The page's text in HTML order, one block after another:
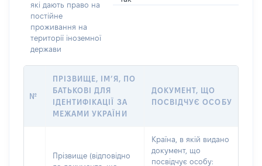
які дають право на
постійне
проживання на
території іноземної
держави
№
ПРІЗВИЩЕ, ІМ’Я, ПО
БАТЬКОВІ ДЛЯ
ІДЕНТИФІКАЦІЇ ЗА
МЕЖАМИ УКРАЇНИ
ДОКУМЕНТ, ЩО
ПОСВІДЧУЄ ОСОБУ
Прізвище (відповідно
Країна, в якій видано
документ, що
посвідчує особу: